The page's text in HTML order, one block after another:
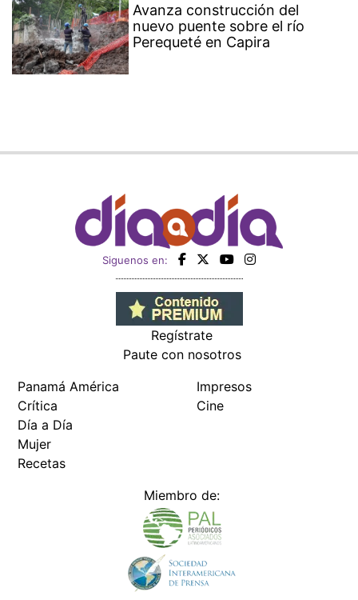
Avanza construcción del
nuevo puente sobre el río
Perequeté en Capira
Siguenos en:
Regístrate
Paute con nosotros
Panamá América
Crítica
Día a Día
Mujer
Recetas
Impresos
Cine
Miembro de: